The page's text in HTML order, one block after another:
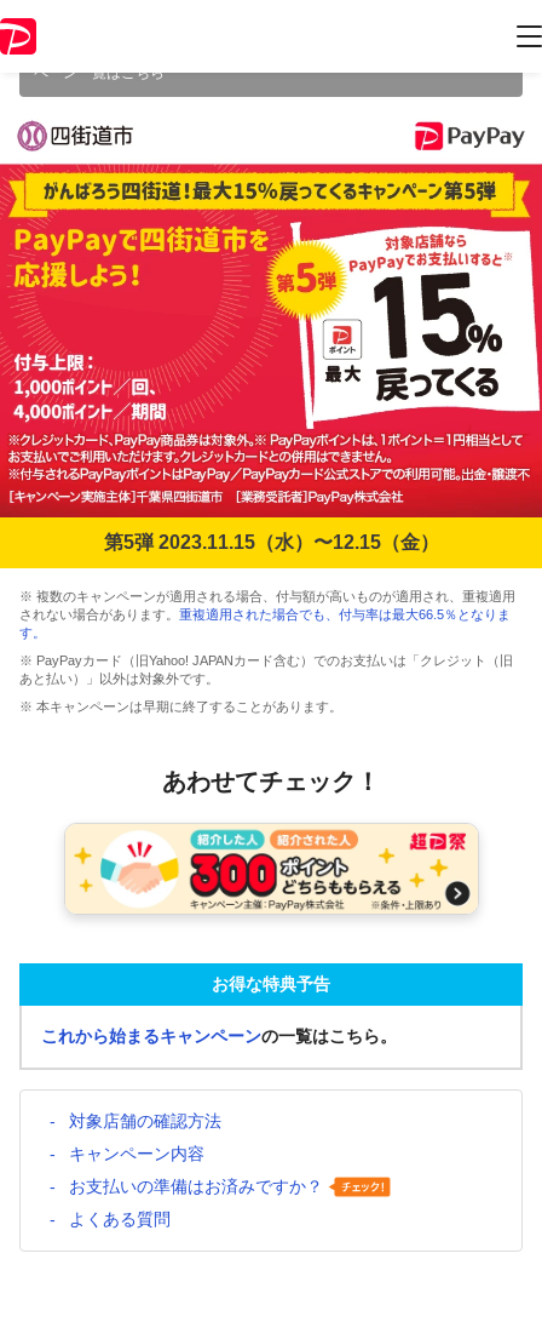
ジ内の情報はキャンペーン終了時点のものになります。
ペーン一覧はこちら
第5弾 2023.11.15（水）〜12.15（金）
※ 複数のキャンペーンが適用される場合、付与額が高いものが適用され、重複適用
されない場合があります。 重複適用された場合でも、付与率は最大66.5％となりま
す。
※ PayPayカード（旧Yahoo! JAPANカード含む）でのお支払いは「クレジット（旧
あと払い）」以外は対象外です。
※ 本キャンペーンは早期に終了することがあります。
あわせてチェック！
お得な特典予告
これから始まるキャンペーンの一覧はこちら。
対象店舗の確認方法
キャンペーン内容
お支払いの準備はお済みですか？
よくある質問